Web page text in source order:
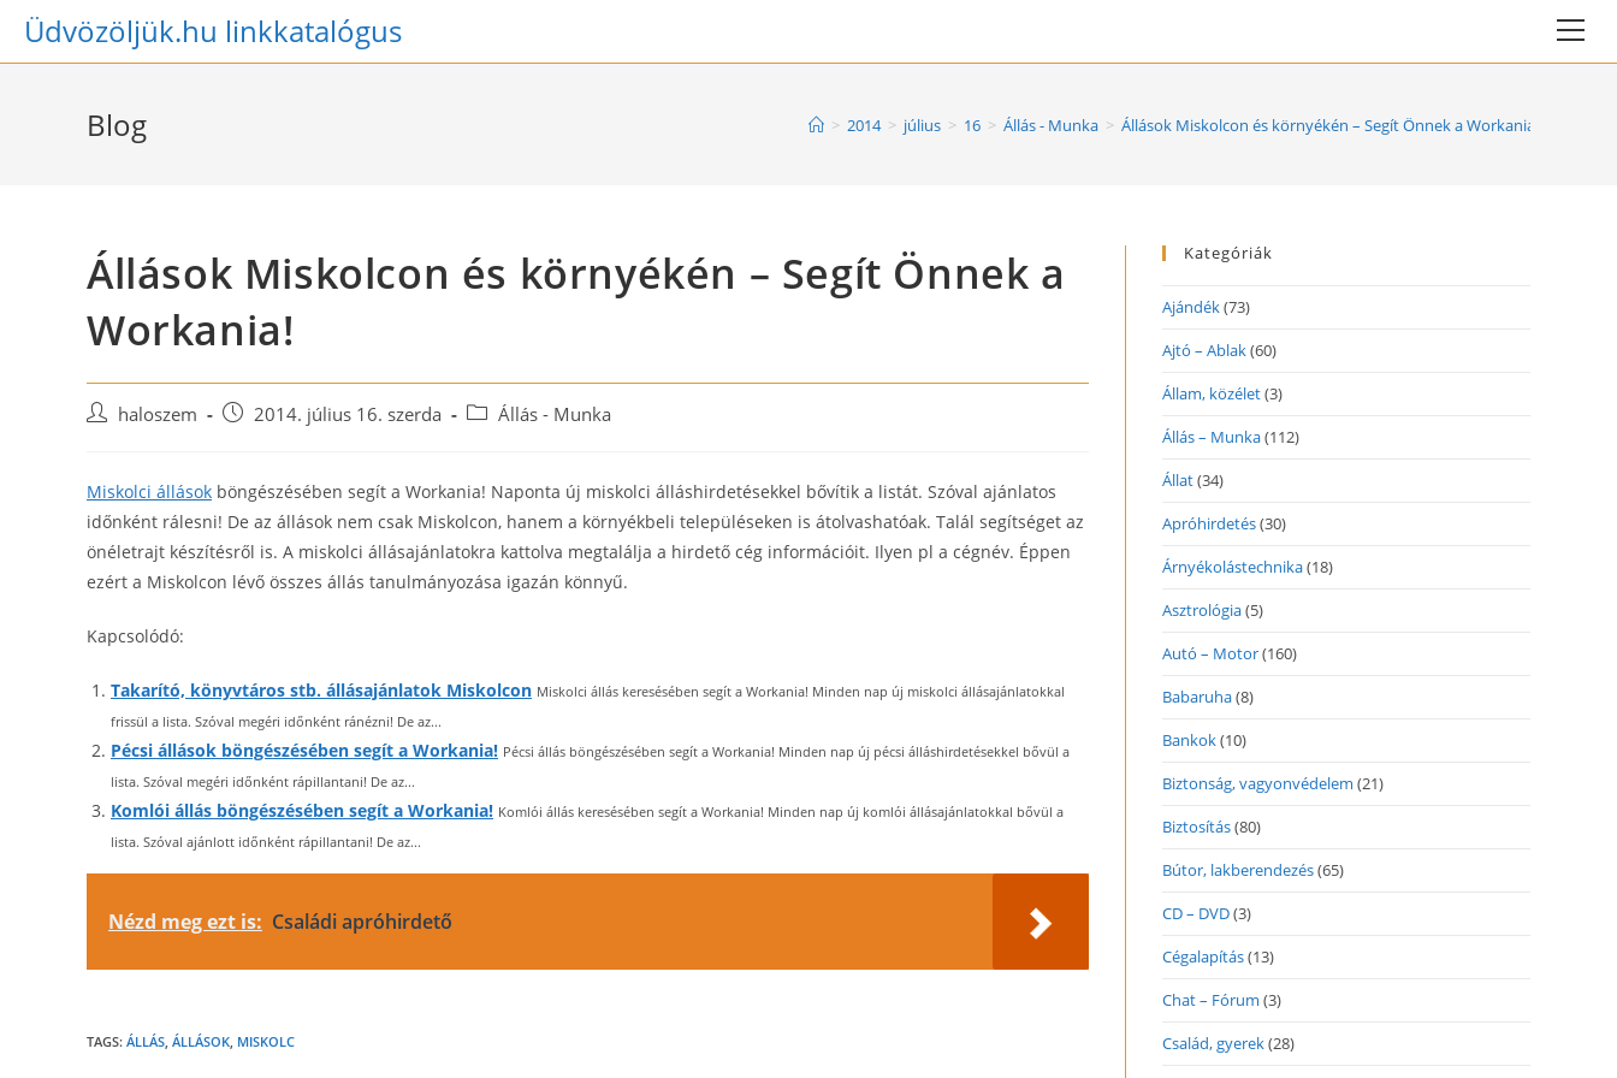
SkipÜdvözöljük.hu linkkatalógus
Blog > 2014 > július > 16 > Állás - Munka > Állások Miskolcon és környékén – Segít Önnek a Workania!
Állások Miskolcon és környékén – Segít Önnek a
Workania!
Post haloszem
Post 2014. július 16. szerda
PostÁllás - Munka
Miskolci állások böngészésében segít a Workania! Naponta új miskolci álláshirdetésekkel bővítik a listát. Szóval ajánlatos
időnként rálesni! De az állások nem csak Miskolcon, hanem a környékbeli településeken is átolvashatóak. Talál segítséget az
önéletrajt készítésről is. A miskolci állásajánlatokra kattolva megtalálja a hirdető cég információit. Ilyen pl a cégnév. Éppen
ezért a Miskolcon lévő összes állás tanulmányozása igazán könnyű.
Kapcsolódó:
Takarító, könyvtáros stb. állásajánlatok Miskolcon Miskolci állás keresésében segít a Workania! Minden nap új miskolci állásajánlatokkal
frissül a lista. Szóval megéri időnként ránézni! De az...
Pécsi állások böngészésében segít a Workania! Pécsi állás böngészésében segít a Workania! Minden nap új pécsi álláshirdetésekkel bővül a
lista. Szóval megéri időnként rápillantani! De az...
Komlói állás böngészésében segít a Workania! Komlói állás keresésében segít a Workania! Minden nap új komlói állásajánlatokkal bővül a
lista. Szóval ajánlott időnként rápillantani! De az...
Nézd meg ezt is: Családi apróhirdető
TAGS: ÁLLÁS, ÁLLÁSOK, MISKOLC
Kategóriák
Ajándék(73)
Ajtó – Ablak(60)
Állam, közélet(3)
Állás – Munka(112)
Állat(34)
Apróhirdetés(30)
Árnyékolástechnika(18)
Asztrológia(5)
Autó – Motor(160)
Babaruha(8)
Bankok(10)
Biztonság, vagyonvédelem (21)
Biztosítás(80)
Bútor, lakberendezés(65)
CD – DVD(3)
Cégalapítás(13)
Chat – Fórum (3)
Család, gyerek(28)